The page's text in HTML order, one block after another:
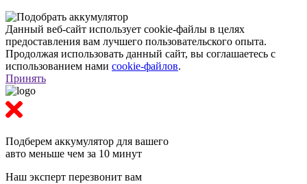
Данный веб-сайт использует cookie-файлы в целях
предоставления вам лучшего пользовательского опыта.
Продолжая использовать данный сайт, вы соглашаетесь с
использованием нами cookie-файлов.
Принять
Подберем аккумулятор для вашего
авто меньше чем за 10 минут
Наш эксперт перезвонит вам